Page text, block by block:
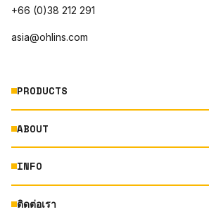
+66 (0)38 212 291
asia@ohlins.com
PRODUCTS
MOTORCYCLE
AUTOMOTIVE
ABOUT
ABOUT US
RACING
INFO
DOCUMENT LIBRARY
ติดต่อเรา